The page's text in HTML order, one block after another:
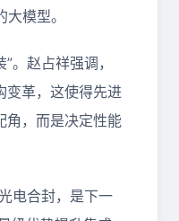
模型。
。赵占祥强调，
变革，这使得先进
角，而是决定性能
电合封，是下一